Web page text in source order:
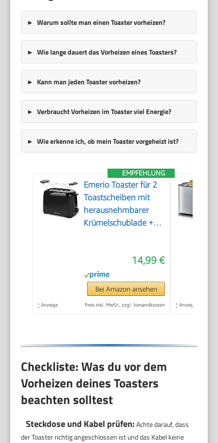
Warum sollte man einen Toaster vorheizen?
Wie lange dauert das Vorheizen eines Toasters?
Kann man jeden Toaster vorheizen?
Verbraucht Vorheizen im Toaster viel Energie?
Wie erkenne ich, ob mein Toaster vorgeheizt ist?
EMPFEHLUNG
Emerio Toaster für 2
Toastscheiben mit
herausnehmbarer
Krümelschublade +
Bräunungsstufen +
Brötchenaufsatz +
Kabelaufwicklung |
700W | TO-128676.3
14,99 €
Bei Amazon ansehen
* Anzeige Preis inkl. MwSt., zzgl. Versandkosten * Anzeige
Checkliste: Was du vor dem
Vorheizen deines Toasters
beachten solltest
Steckdose und Kabel prüfen:Achte darauf, dass
der Toaster richtig angeschlossen ist und das Kabel keine